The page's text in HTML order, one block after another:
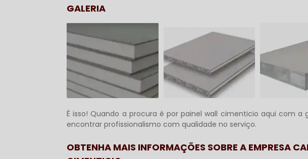
GALERIA
É isso! Quando a procura é porpainel wall cimenticio aqui com a
encontrar profissionalismo com qualidade no serviço.
OBTENHA MAIS INFORMAÇÕES SOBRE A EMPRESA